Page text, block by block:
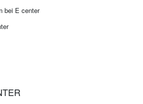
bei E center